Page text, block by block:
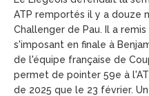
ATP remportés il y a douze
Challenger de Pau. Il a
s'imposant en finale à
de l'équipe française de
permet de pointer 59e à
de 2025 que le 23 février.